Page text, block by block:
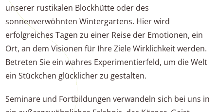
unserer rustikalen Blockhütte oder des
sonnenverwöhnten Wintergartens. Hier wird
erfolgreiches Tagen zu einer Reise der Emotionen, ein
Ort, an dem Visionen für Ihre Ziele Wirklichkeit werden.
Betreten Sie ein wahres Experimentierfeld, um die Welt
ein Stückchen glücklicher zu gestalten.
Seminare und Fortbildungen verwandeln sich bei uns in